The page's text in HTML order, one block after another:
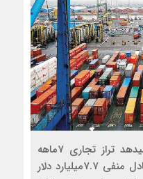
جدیدترین آمار گمرک نشان می‏دهد تراز تجاری ۷ماهه
منتهی به مهر امسال رقمی معادل منفی ۷.۷میلیارد دلار